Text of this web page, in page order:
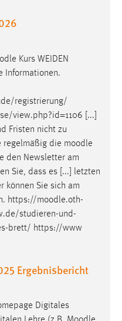
Kurs WEIDEN
Informationen.
registrierung/
view.php?id=1106 [...]
Fristen nicht zu
regelmäßig die moodle
den Newsletter am
Sie, dass es [...] letzten
können Sie sich am
https://moodle.oth-
studieren-und-
brett/ https://www
Ergebnisbericht
Digitales